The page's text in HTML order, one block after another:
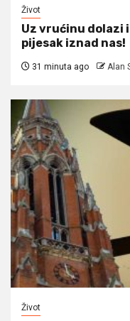
Život
Uz vrućinu dolazi
pijesak iznad nas!
31 minuta ago Alan
Život